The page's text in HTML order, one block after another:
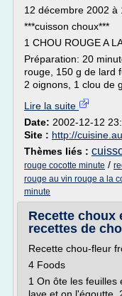
12 décembre 2002 à
***cuisson choux***
1 CHOU ROUGE A
Préparation: 20
rouge, 150 g de lard
2 oignons, 1 clou de
Lire la suite
Date: 2002-12-12
Site : http://
Thèmes liés :
rouge cocotte minute /
rouge au vin rouge a la
minute
Recette choux
recettes de
Recette chou-fleur
4 Foods
1 On ôte les feuilles